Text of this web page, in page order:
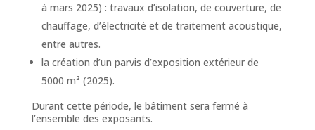
à mars 2025) : travaux d’isolation, de couverture, de
chauffage, d’électricité et de traitement acoustique,
entre autres.
la création d’un parvis d’exposition extérieur de
5000 m² (2025).
Durant cette période, le bâtiment sera fermé à
l’ensemble des exposants.